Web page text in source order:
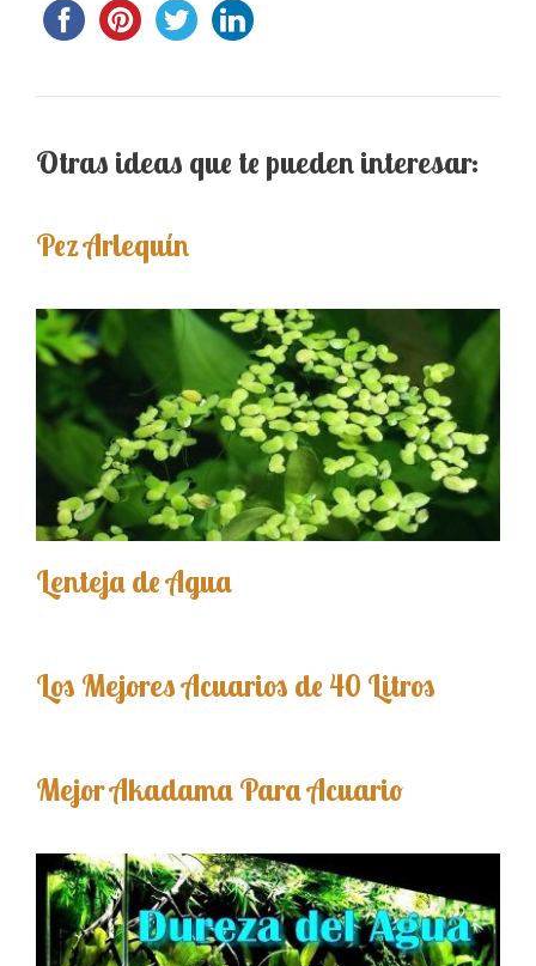
Otras ideas que te pueden interesar:
Pez Arlequín
Lenteja de Agua
Los Mejores Acuarios de 40 Litros
Mejor Akadama Para Acuario